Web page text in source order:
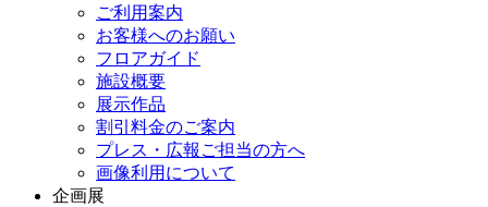
ご利用案内
お客様へのお願い
フロアガイド
施設概要
展示作品
割引料金のご案内
プレス・広報ご担当の方へ
画像利用について
企画展